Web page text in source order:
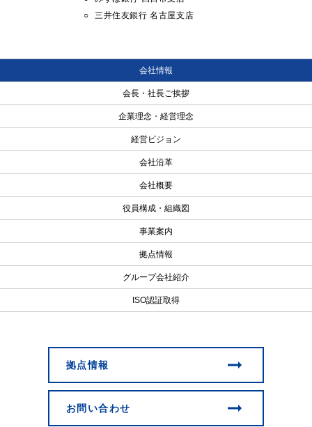
三井住友銀行 名古屋支店
会社情報
会長・社長ご挨拶
企業理念・経営理念
経営ビジョン
会社沿革
会社概要
役員構成・組織図
事業案内
拠点情報
グループ会社紹介
ISO認証取得
拠点情報
お問い合わせ